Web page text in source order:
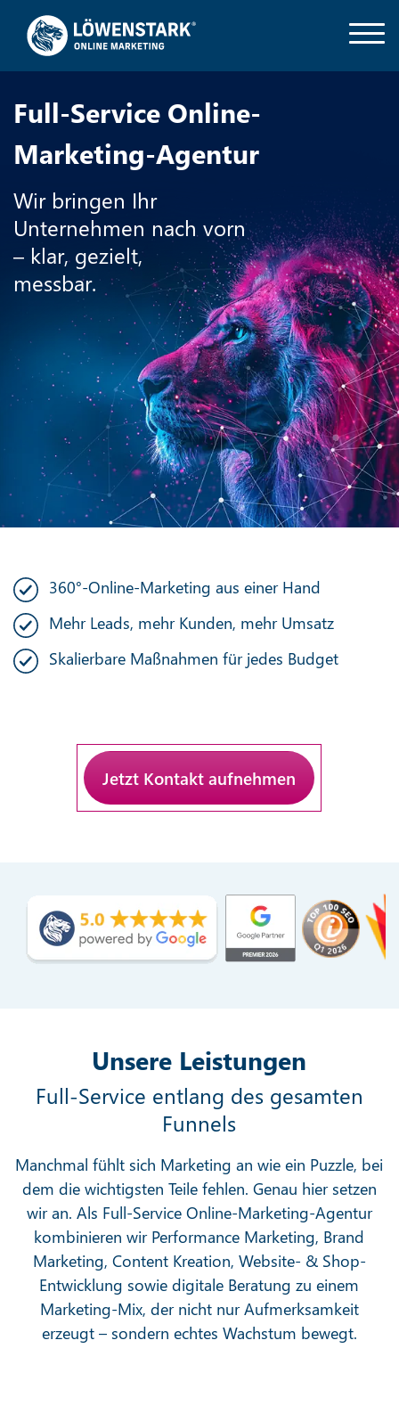
Full-Service Online-
Marketing-Agentur
Wir bringen Ihr
Unternehmen nach vorn
– klar, gezielt,
messbar.
360°-Online-Marketing aus einer Hand
Mehr Leads, mehr Kunden, mehr Umsatz
Skalierbare Maßnahmen für jedes Budget
Jetzt Kontakt aufnehmen
Unsere Leistungen
Full-Service entlang des gesamten
Funnels
Manchmal fühlt sich Marketing an wie ein Puzzle, bei
dem die wichtigsten Teile fehlen. Genau hier setzen
wir an. Als Full-Service Online-Marketing-Agentur
kombinieren wir Performance Marketing, Brand
Marketing, Content Kreation, Website- & Shop-
Entwicklung sowie digitale Beratung zu einem
Marketing-Mix, der nicht nur Aufmerksamkeit
erzeugt – sondern echtes Wachstum bewegt.